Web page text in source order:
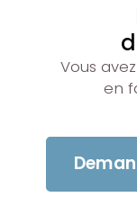
Vous
en